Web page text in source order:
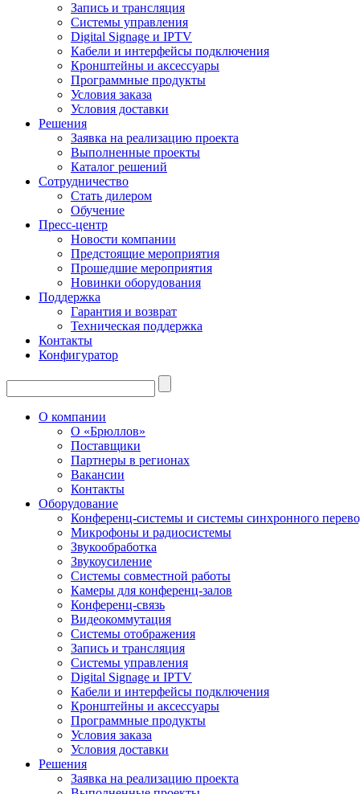
Запись и трансляция
Системы управления
Digital Signage и IPTV
Кабели и интерфейсы подключения
Кронштейны и аксессуары
Программные продукты
Условия заказа
Условия доставки
Решения
Заявка на реализацию проекта
Выполненные проекты
Каталог решений
Сотрудничество
Стать дилером
Обучение
Пресс-центр
Новости компании
Предстоящие мероприятия
Прошедшие мероприятия
Новинки оборудования
Поддержка
Гарантия и возврат
Техническая поддержка
Контакты
Конфигуратор
О компании
О «Брюллов»
Поставщики
Партнеры в регионах
Вакансии
Контакты
Оборудование
Конференц-системы и системы синхронного
Микрофоны и радиосистемы
Звукообработка
Звукоусиление
Системы совместной работы
Камеры для конференц-залов
Конференц-связь
Видеокоммутация
Системы отображения
Запись и трансляция
Системы управления
Digital Signage и IPTV
Кабели и интерфейсы подключения
Кронштейны и аксессуары
Программные продукты
Условия заказа
Условия доставки
Решения
Заявка на реализацию проекта